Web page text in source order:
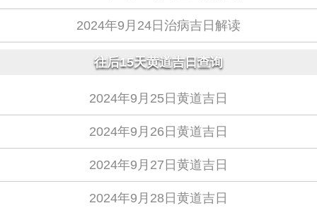
2024年9月24日治病吉日解读
往后15天黄道吉日查询
2024年9月25日黄道吉日
2024年9月26日黄道吉日
2024年9月27日黄道吉日
2024年9月28日黄道吉日